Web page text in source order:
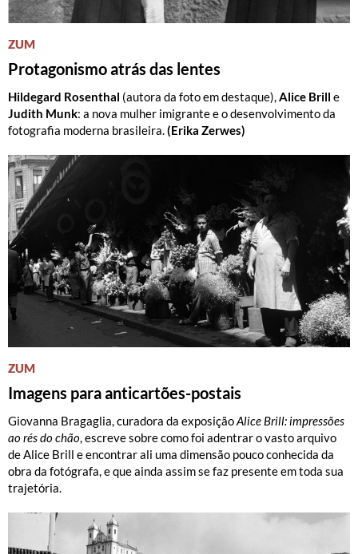
ZUM
Protagonismo atrás das lentes
Hildegard Rosenthal (autora da foto em destaque),Alice Brill e
Judith Munk: a nova mulher imigrante e o desenvolvimento da
fotografia moderna brasileira.(Erika Zerwes)
ZUM
Imagens para anticartões-postais
Giovanna Bragaglia, curadora da exposiçãoAlice Brill: impressões
ao rés do chão, escreve sobre como foi adentrar o vasto arquivo
de Alice Brill e encontrar ali uma dimensão pouco conhecida da
obra da fotógrafa, e que ainda assim se faz presente em toda sua
trajetória.